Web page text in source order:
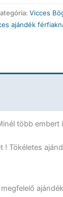
Vicces
ajándék
több embert
! Tökéletes